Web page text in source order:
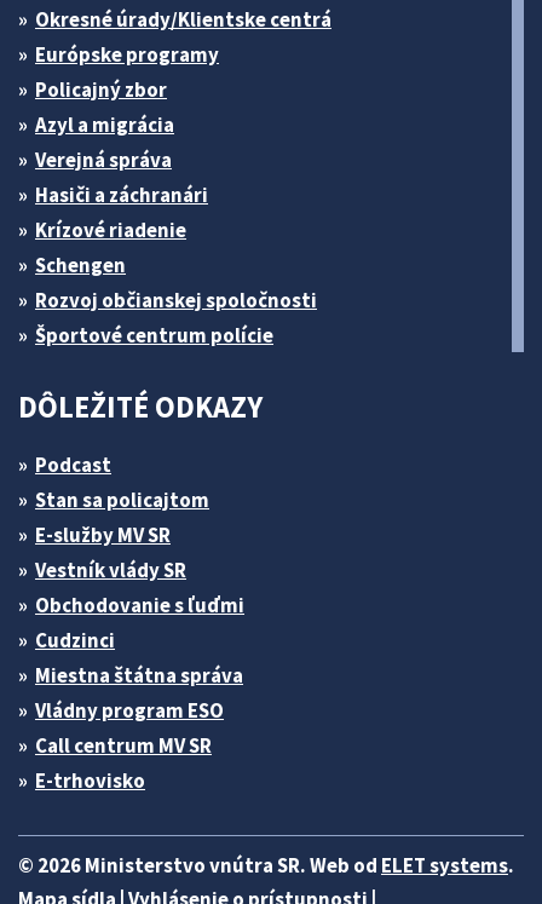
Okresné úrady/Klientske centrá
Európske programy
Policajný zbor
Azyl a migrácia
Verejná správa
Hasiči a záchranári
Krízové riadenie
Schengen
Rozvoj občianskej spoločnosti
Športové centrum polície
DÔLEŽITÉ ODKAZY
Podcast
Stan sa policajtom
E-služby MV SR
Vestník vlády SR
Obchodovanie s ľuďmi
Cudzinci
Miestna štátna správa
Vládny program ESO
Call centrum MV SR
E-trhovisko
© 2026 Ministerstvo vnútra SR. Web od ELET systems.